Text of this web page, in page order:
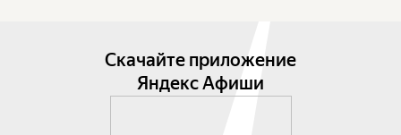
Скачайте приложение
Яндекс Афиши